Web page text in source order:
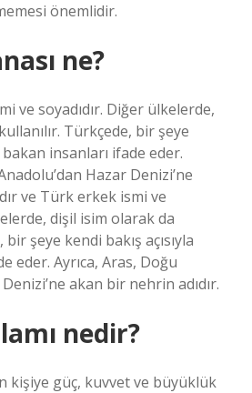
önemlidir.
ne?
ve soyadıdır. Diğer ülkelerde,
Türkçede, bir şeye
bakan insanları ifade eder.
Hazar Denizi’ne
ve Türk erkek ismi ve
dişil isim olarak da
şeye kendi bakış açısıyla
eder. Ayrıca, Aras, Doğu
akan bir nehrin adıdır.
nedir?
kişiye güç, kuvvet ve büyüklük